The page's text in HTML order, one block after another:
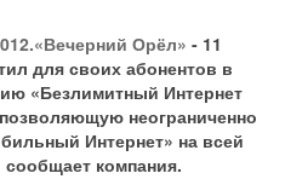
Орёл» - 11
для своих абонентов в
«Безлимитный Интернет
неограниченно
Интернет» на всей
компания.